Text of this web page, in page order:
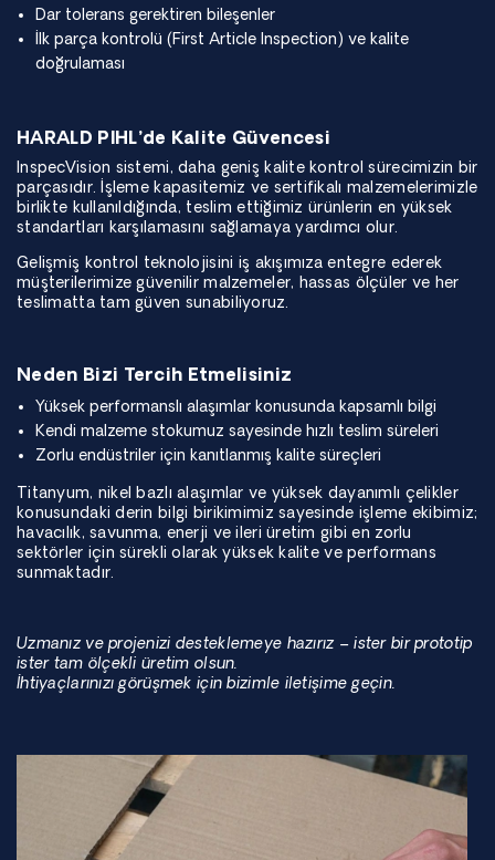
Dar tolerans gerektiren bileşenler
İlk parça kontrolü (First Article Inspection) ve kalite
doğrulaması
HARALD PIHL’de Kalite Güvencesi
InspecVision sistemi, daha geniş kalite kontrol sürecimizin bir
parçasıdır. İşleme kapasitemiz ve sertifikalı malzemelerimizle
birlikte kullanıldığında, teslim ettiğimiz ürünlerin en yüksek
standartları karşılamasını sağlamaya yardımcı olur.
Gelişmiş kontrol teknolojisini iş akışımıza entegre ederek
müşterilerimize güvenilir malzemeler, hassas ölçüler ve her
teslimatta tam güven sunabiliyoruz.
Neden Bizi Tercih Etmelisiniz
Yüksek performanslı alaşımlar konusunda kapsamlı bilgi
Kendi malzeme stokumuz sayesinde hızlı teslim süreleri
Zorlu endüstriler için kanıtlanmış kalite süreçleri
Titanyum, nikel bazlı alaşımlar ve yüksek dayanımlı çelikler
konusundaki derin bilgi birikimimiz sayesinde işleme ekibimiz;
havacılık, savunma, enerji ve ileri üretim gibi en zorlu
sektörler için sürekli olarak yüksek kalite ve performans
sunmaktadır.
Uzmanız ve projenizi desteklemeye hazırız – ister bir prototip
ister tam ölçekli üretim olsun.
İhtiyaçlarınızı görüşmek için bizimle iletişime geçin.